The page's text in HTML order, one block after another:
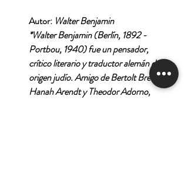
Autor: Walter Benjamin
*Walter Benjamin (Berlín, 1892 -
Portbou, 1940) fue un pensador,
crítico literario y traductor alemán de
origen judío. Amigo de Bertolt Brecht,
Hanah Arendt y Theodor Adorno,